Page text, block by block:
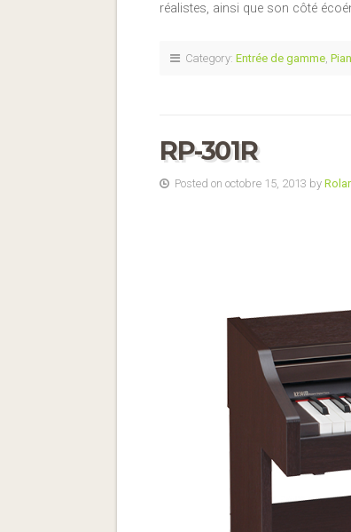
réalistes, ainsi que son côté
Category: Entrée de gamme,
RP-301R
Posted on octobre 15, 2013 by